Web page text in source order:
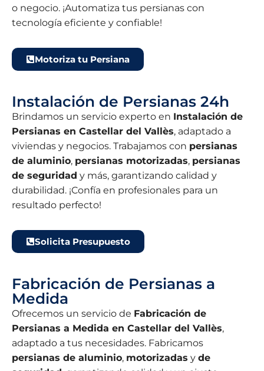
o negocio. ¡Automatiza tus persianas con
tecnología eficiente y confiable!
Motoriza tu Persiana
Instalación de Persianas 24h
Brindamos un servicio experto en Instalación de
Persianas en Castellar del Vallès, adaptado a
viviendas y negocios. Trabajamos con persianas
de aluminio, persianas motorizadas, persianas
de seguridad y más, garantizando calidad y
durabilidad. ¡Confía en profesionales para un
resultado perfecto!
Solicita Presupuesto
Fabricación de Persianas a
Medida
Ofrecemos un servicio de Fabricación de
Persianas a Medida en Castellar del Vallès,
adaptado a tus necesidades. Fabricamos
persianas de aluminio, motorizadas y de